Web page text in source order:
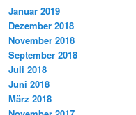
Januar 2019
Dezember 2018
November 2018
September 2018
Juli 2018
Juni 2018
März 2018